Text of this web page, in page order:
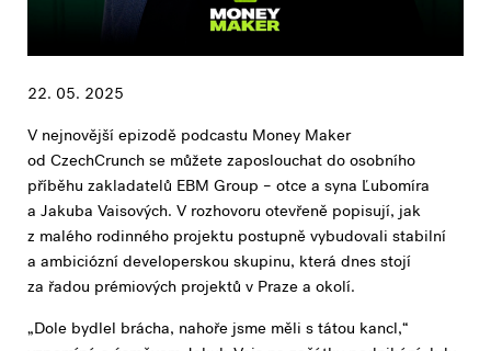
22. 05. 2025
V nejnovější epizodě podcastu Money Maker
od CzechCrunch se můžete zaposlouchat do osobního
příběhu zakladatelů EBM Group – otce a syna Ľubomíra
a Jakuba Vaisových. V rozhovoru otevřeně popisují, jak
z malého rodinného projektu postupně vybudovali stabilní
a ambiciózní developerskou skupinu, která dnes stojí
za řadou prémiových projektů v Praze a okolí.
„Dole bydlel brácha, nahoře jsme měli s tátou kancl,“